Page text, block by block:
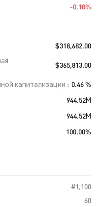
-0.10%
$318,682.00
$365,813.00
капитализации
0.46 %
944.52M
944.52M
100.00%
#1,100
60